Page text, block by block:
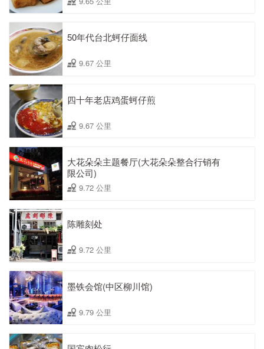
50年代台北蚵仔面线
9.67 公里
四十年老店鸡蛋蚵仔煎
9.67 公里
大花朵朵主题餐厅(大花朵朵整合行销有
限公司)
9.72 公里
陈雕刻处
9.72 公里
墨铁会馆(中区柳川馆)
9.79 公里